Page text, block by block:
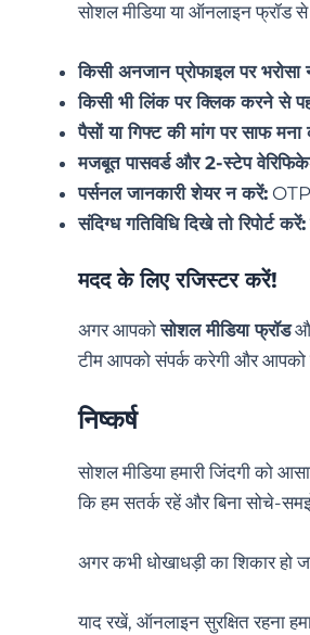
सोशल मीडिया या ऑनलाइन फ्रॉड
किसी अनजान प्रोफाइल पर
किसी भी लिंक पर क्लिक करने से
पैसों या गिफ्ट की मांग पर साफ मना
मजबूत पासवर्ड और 2-स्टेप
पर्सनल जानकारी शेयर न करें:
संदिग्ध गतिविधि दिखे तो रिपोर्ट करें:
मदद के लिए रजिस्टर करें!
अगर आपकोसोशल मीडिया फ्रॉड
टीम आपको संपर्क करेगी और आपको
निष्कर्ष
सोशल मीडिया हमारी जिंदगी को
कि हम सतर्क रहें और बिना सोचे-
अगर कभी धोखाधड़ी का शिकार हो
याद रखें, ऑनलाइन सुरक्षित रहना